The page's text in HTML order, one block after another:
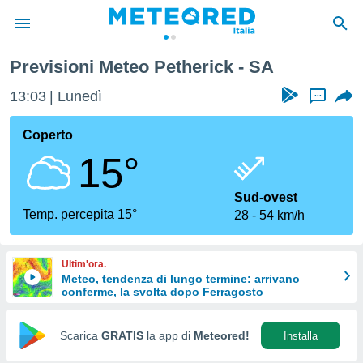
di
per
le
di
Web
Previsioni Meteo Petherick - SA
13:03 Lunedì ...
Coperto
15°
Temp. percepita 15°
Sud-ovest
28
54 km/h
Ultim'ora.
Meteo, tendenza di lungo termine: arrivano
conferme, la svolta dopo Ferragosto
Scarica GRATIS la app di Meteored! Installa